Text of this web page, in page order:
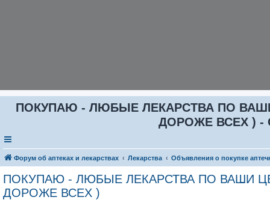
ПОКУПАЮ - ЛЮБЫЕ ЛЕКАРСТВА ПО ВАШИ
ДОРОЖЕ ВСЕХ ) -
Форум об аптеках и лекарствах Лекарства Объявления о покупке
ПОКУПАЮ - ЛЮБЫЕ ЛЕКАРСТВА ПО ВАШИ
ДОРОЖЕ ВСЕХ )